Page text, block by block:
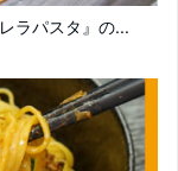
ラパスタ』の...